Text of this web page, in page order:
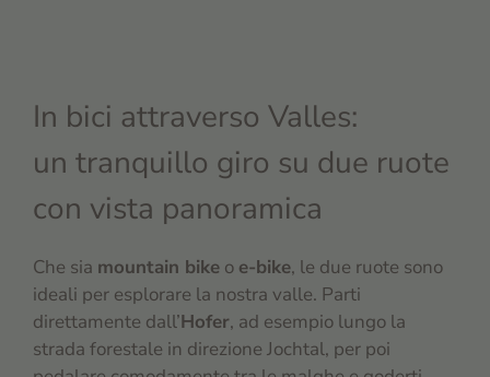
In bici attraverso Valles:
un tranquillo giro su due ruote
con vista panoramica
Che sia mountain bike o e-bike, le due ruote sono
ideali per esplorare la nostra valle. Parti
direttamente dall’Hofer, ad esempio lungo la
strada forestale in direzione Jochtal, per poi